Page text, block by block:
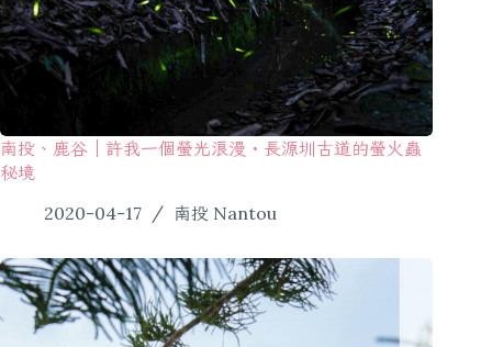
南投、鹿谷｜許我一個螢光浪漫・長源圳古道的螢火蟲
秘境
2020-04-17
南投 Nantou